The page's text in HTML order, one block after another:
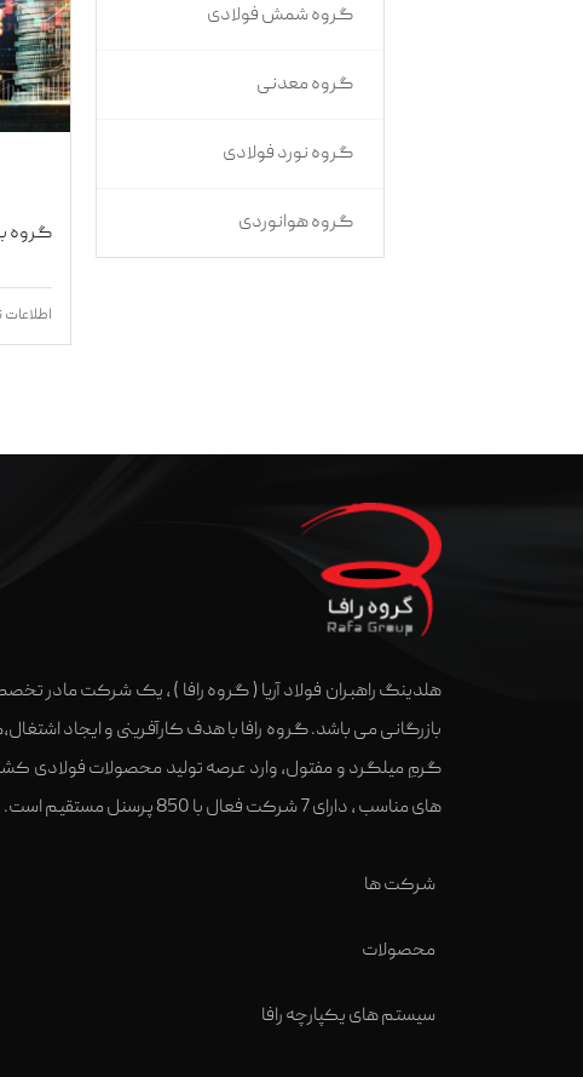
گروه شمش فولادی
گروه معدنی
گروه نورد فولادی
گروه هوانوردی گروه
هلدینگ راهبران فولاد آریا ( گروه رافا ) ، یک شرکت مادر
گرمِ میلگرد و مفتول، وارد عرصه تولید محصولات فولادی
های مناسب ، دارای 7 شرکت فعال با 850 پرسنل مستقیم است.
شرکت ها
محصولات
سیستم های یکپارچه رافا